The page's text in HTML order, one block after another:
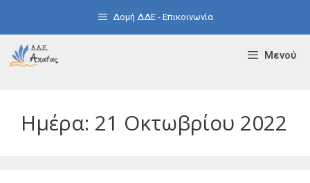
Δομή ΔΔΕ - Επικοινωνία
Μενού
Ημέρα: 21 Οκτωβρίου 2022